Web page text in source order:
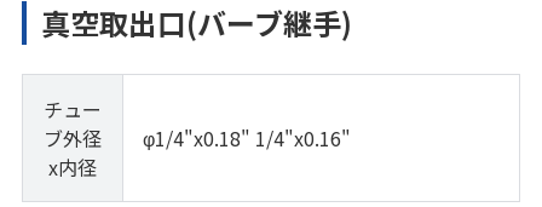
真空取出口(バーブ継手)
チュー
ブ外径
x内径
φ1/4"x0.18" 1/4"x0.16"